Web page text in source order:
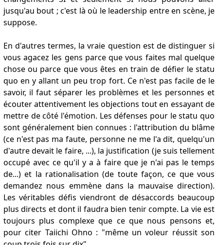
jusqu'au bout ; c'est là où le leadership entre en scène, je
suppose.
En d'autres termes, la vraie question est de distinguer si
vous agacez les gens parce que vous faites mal quelque
chose ou parce que vous êtes en train de défier le statu
quo en y allant un peu trop fort. Ce n'est pas facile de le
savoir, il faut séparer les problèmes et les personnes et
écouter attentivement les objections tout en essayant de
mettre de côté l'émotion. Les défenses pour le statu quo
sont généralement bien connues : l'attribution du blâme
(ce n'est pas ma faute, personne ne me l'a dit, quelqu'un
d'autre devait le faire, ...), la justification (je suis tellement
occupé avec ce qu'il y a à faire que je n'ai pas le temps
de...) et la rationalisation (de toute façon, ce que vous
demandez nous emmène dans la mauvaise direction).
Les véritables défis viendront de désaccords beaucoup
plus directs et dont il faudra bien tenir compte. La vie est
toujours plus complexe que ce que nous pensons et,
pour citer Taiichi Ohno : "même un voleur réussit son